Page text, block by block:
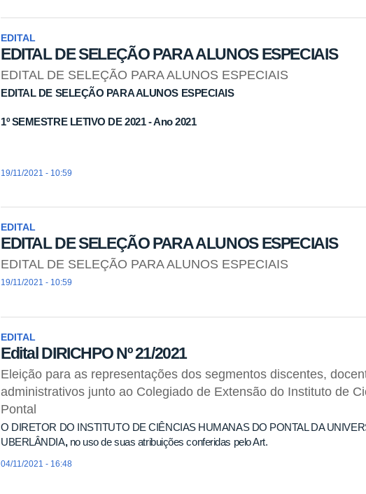
EDITAL
EDITAL DE SELEÇÃO PARA ALUNOS ESPECIAIS
EDITAL DE SELEÇÃO PARA ALUNOS ESPECIAIS
EDITAL DE SELEÇÃO PARA ALUNOS ESPECIAIS
1º SEMESTRE LETIVO DE 2021 - Ano 2021
19/11/2021 - 10:59
EDITAL
EDITAL DE SELEÇÃO PARA ALUNOS ESPECIAIS
EDITAL DE SELEÇÃO PARA ALUNOS ESPECIAIS
19/11/2021 - 10:59
EDITAL
Edital DIRICHPO Nº 21/2021
Eleição para as representações dos segmentos discentes,
administrativos junto ao Colegiado de Extensão do Instituto de
Pontal
O DIRETOR DO INSTITUTO DE CIÊNCIAS HUMANAS DO PONTAL DA
UBERLÂNDIA,no uso de suas atribuições conferidas pelo Art.
04/11/2021 - 16:48